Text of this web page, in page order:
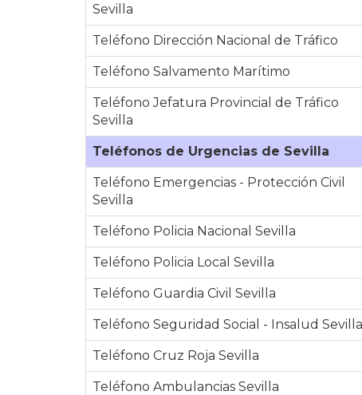
Sevilla
Teléfono Dirección Nacional de Tráfico
Teléfono Salvamento Marítimo
Teléfono Jefatura Provincial de Tráfico
Sevilla
Teléfonos de Urgencias de Sevilla
Teléfono Emergencias - Protección Civil
Sevilla
Teléfono Policia Nacional Sevilla
Teléfono Policia Local Sevilla
Teléfono Guardia Civil Sevilla
Teléfono Seguridad Social - Insalud Sevilla
Teléfono Cruz Roja Sevilla
Teléfono Ambulancias Sevilla